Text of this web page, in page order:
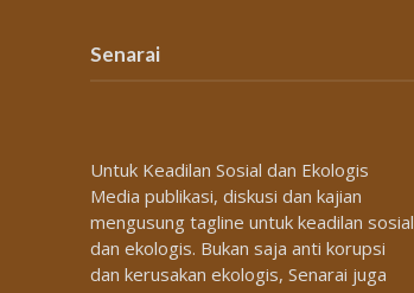
Senarai
Untuk Keadilan Sosial dan Ekologis
Media publikasi, diskusi dan kajian
mengusung tagline untuk keadilan sosial
dan ekologis. Bukan saja anti korupsi
dan kerusakan ekologis, Senarai juga